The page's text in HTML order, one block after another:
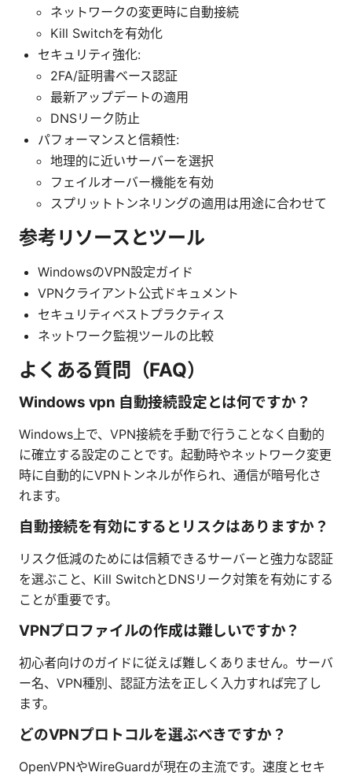
ネットワークの変更時に自動接続
Kill Switchを有効化
セキュリティ強化:
2FA/証明書ベース認証
最新アップデートの適用
DNSリーク防止
パフォーマンスと信頼性:
地理的に近いサーバーを選択
フェイルオーバー機能を有効
スプリットトンネリングの適用は用途に合わせて
参考リソースとツール
WindowsのVPN設定ガイド
VPNクライアント公式ドキュメント
セキュリティベストプラクティス
ネットワーク監視ツールの比較
よくある質問（FAQ）
Windows vpn 自動接続設定とは何ですか？
Windows上で、VPN接続を手動で行うことなく自動的
に確立する設定のことです。起動時やネットワーク変更
時に自動的にVPNトンネルが作られ、通信が暗号化さ
れます。
自動接続を有効にするとリスクはありますか？
リスク低減のためには信頼できるサーバーと強力な認証
を選ぶこと、Kill SwitchとDNSリーク対策を有効にする
ことが重要です。
VPNプロファイルの作成は難しいですか？
初心者向けのガイドに従えば難しくありません。サーバ
ー名、VPN種別、認証方法を正しく入力すれば完了し
ます。
どのVPNプロトコルを選ぶべきですか？
OpenVPNやWireGuardが現在の主流です。速度とセキ